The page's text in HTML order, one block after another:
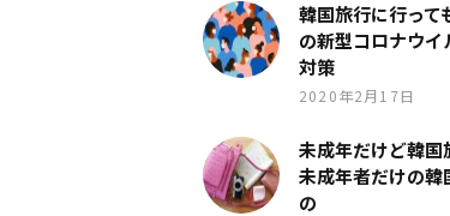
韓国旅行に行って
の新型コロナウイ
対策
2020年2月17日
未成年だけど韓国
未成年者だけの韓
の